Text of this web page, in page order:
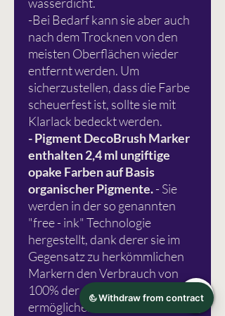
-Bei Bedarf kann sie aber auch
nach dem Trocknen von den
meisten Oberflächen wieder
entfernt werden. Um
sicherzustellen, dass die Farbe
scheuerfest ist, sollte sie mit
Klarlack bedeckt werden.
- Pigment DecoBrush Marker
enthalten 2,4 ml ungiftige
opake Farben auf Basis
organischer Pigmente.- Sie
werden in der so genannten
"free - ink" Technologie
hergestellt, dank derer sie im
Gegensatz zu herkömmlichen
Markern den Verbrauch von
100% der enthaltenen Farbe
ermöglichen.